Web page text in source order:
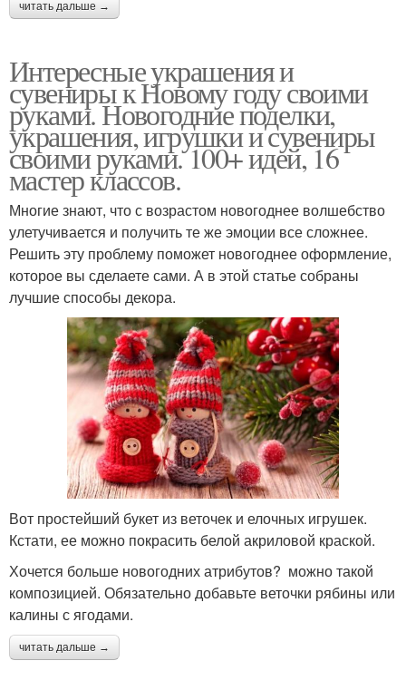
читать дальше →
Интересные украшения и
сувениры к Новому году своими
руками. Новогодние поделки,
украшения, игрушки и сувениры
своими руками. 100+ идей, 16
мастер классов.
Многие знают, что с возрастом новогоднее волшебство
улетучивается и получить те же эмоции все сложнее.
Решить эту проблему поможет новогоднее оформление,
которое вы сделаете сами. А в этой статье собраны
лучшие способы декора.
Вот простейший букет из веточек и елочных игрушек.
Кстати, ее можно покрасить белой акриловой краской.
Хочется больше новогодних атрибутов? можно такой
композицией. Обязательно добавьте веточки рябины или
калины с ягодами.
читать дальше →